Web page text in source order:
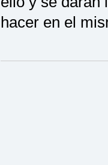
hacer en el